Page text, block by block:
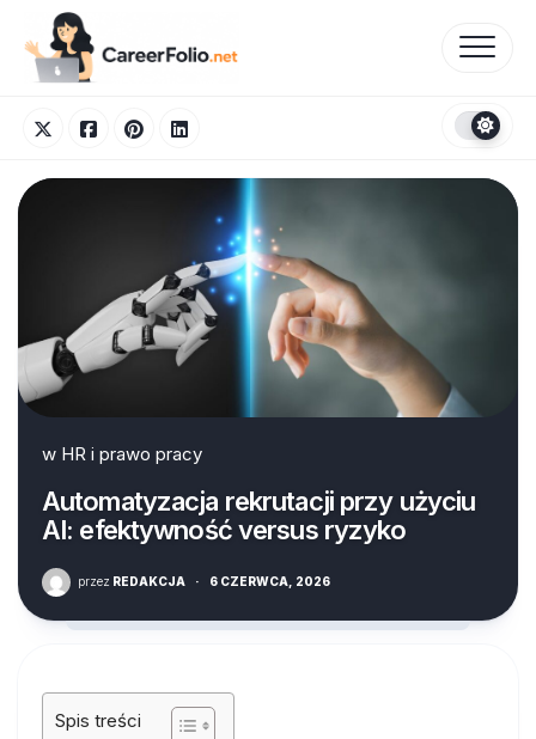
content
w HR i prawo pracy
Automatyzacja rekrutacji przy użyciu
AI: efektywność versus ryzyko
przez REDAKCJA · 6 CZERWCA, 2026
Spis treści